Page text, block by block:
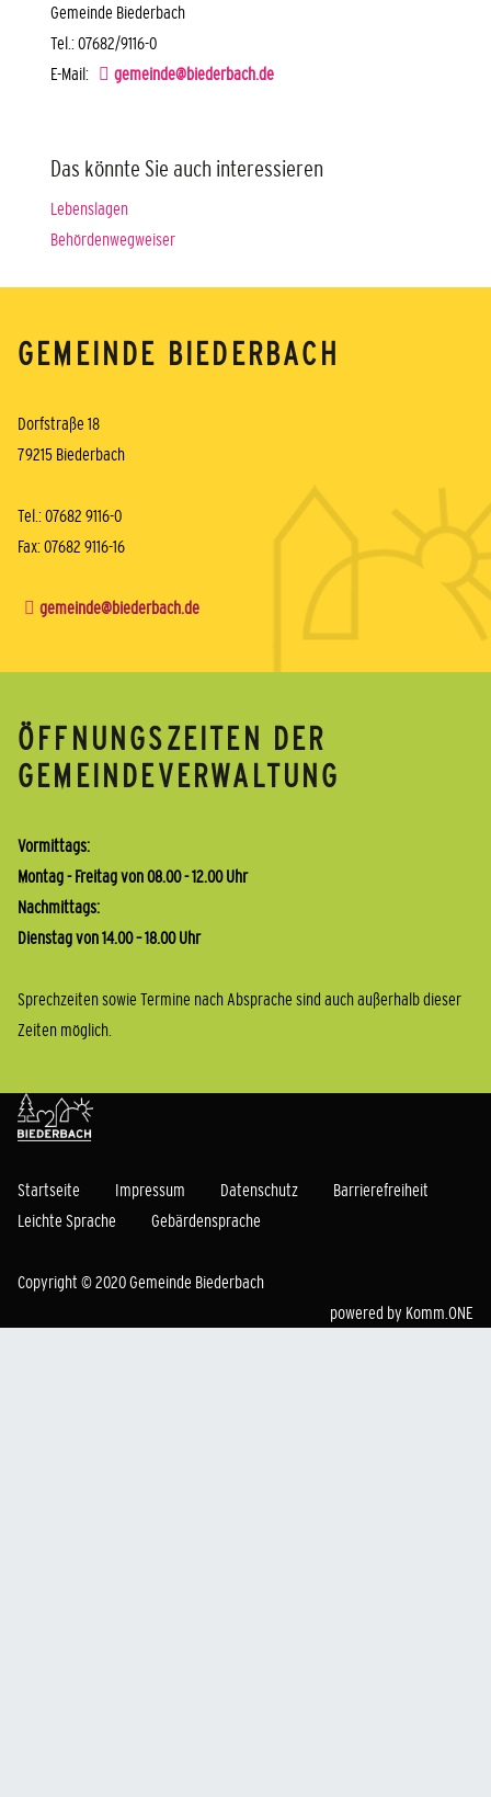
Gemeinde Biederbach
Tel.: 07682/9116-0
E-Mail:
gemeinde@biederbach.de
Das könnte Sie auch interessieren
Lebenslagen
Behördenwegweiser
GEMEINDE BIEDERBACH
Dorfstraße 18
79215 Biederbach
Tel.: 07682 9116-0
Fax: 07682 9116-16
gemeinde@biederbach.de
ÖFFNUNGSZEITEN DER
GEMEINDEVERWALTUNG
Vormittags:
Montag - Freitag von 08.00 - 12.00 Uhr
Nachmittags:
Dienstag von 14.00 – 18.00 Uhr
Sprechzeiten sowie Termine nach Absprache sind auch außerhalb dieser
Zeiten möglich.
Startseite Impressum Datenschutz
Barrierefreiheit
Leichte Sprache
Gebärdensprache
Copyright © 2020 Gemeinde Biederbach
powered by Komm.ONE